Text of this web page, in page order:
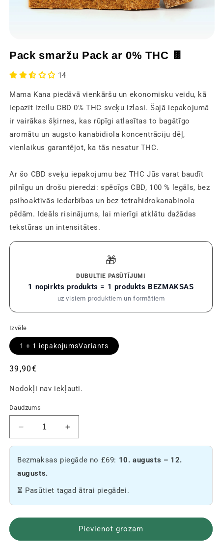
multivides
1
logā
Pack smaržu Pack ar 0% THC 🍫
14
Mama Kana piedāvā vienkāršu un ekonomisku veidu, kā
iepazīt izcilu CBD 0% THC sveķu izlasi. Šajā iepakojumā
ir vairākas šķirnes, kas rūpīgi atlasītas to bagātīgo
aromātu un augsto kanabidiola koncentrāciju dēļ,
vienlaikus garantējot, ka tās nesatur THC.
Ar šo CBD sveķu iepakojumu bez THC Jūs varat baudīt
pilnīgu un drošu pieredzi: spēcīgs CBD, 100 % legāls, bez
psihoaktīvās iedarbības un bez tetrahidrokanabinola
pēdām. Ideāls risinājums, lai mierīgi atklātu dažādas
tekstūras un intensitātes.
🎁
DUBULTIE PASŪTĪJUMI
1 nopirkts produkts = 1 produkts BEZMAKSAS
uz visiem produktiem un formātiem
Izvēle
1 + 1 iepakojumsVariants
Parastā
39,90€
Nodokļi nav iekļauti.
Daudzums
Samazināt
Pack
ar
sveķiem,
nav
THC
Palielināt
Pack
–
0%
THC
Bezmaksas piegāde no £69: 10. augusts – 12.
augusts.
⏳ Pasūtiet tagad ātrai piegādei.
Pievienot grozam